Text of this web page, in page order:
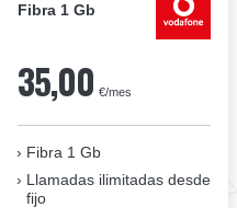
Fibra 1 Gb
35,00 €/mes
Fibra 1 Gb
Llamadas ilimitadas desde
fijo